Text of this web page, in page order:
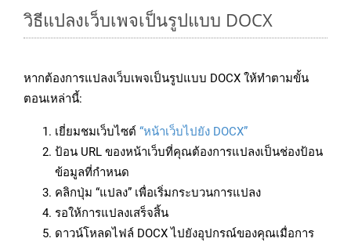
วิธีแปลงเว็บเพจเป็นรูปแบบ DOCX
หากต้องการแปลงเว็บเพจเป็นรูปแบบ DOCX ให้ทำตามขั้น
ตอนเหล่านี้:
เยี่ยมชมเว็บไซต์ “หน้าเว็บไปยัง DOCX”
ป้อน URL ของหน้าเว็บที่คุณต้องการแปลงเป็นช่องป้อน
ข้อมูลที่กำหนด
คลิกปุ่ม “แปลง” เพื่อเริ่มกระบวนการแปลง
รอให้การแปลงเสร็จสิ้น
ดาวน์โหลดไฟล์ DOCX ไปยังอุปกรณ์ของคุณเมื่อการ